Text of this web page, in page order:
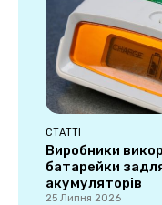
СТАТТІ
Виробники
батарейки
акумуляторів
25 Липня 2026